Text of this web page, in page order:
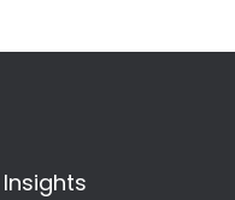
Insights